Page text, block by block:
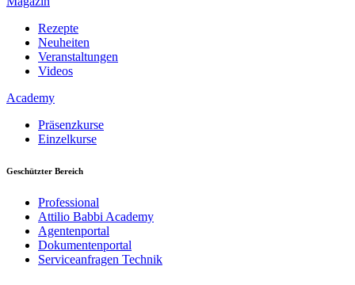
Rezepte
Neuheiten
Veranstaltungen
Videos
Academy
Präsenzkurse
Einzelkurse
Geschützter Bereich
Professional
Attilio Babbi Academy
Agentenportal
Dokumentenportal
Serviceanfragen Technik